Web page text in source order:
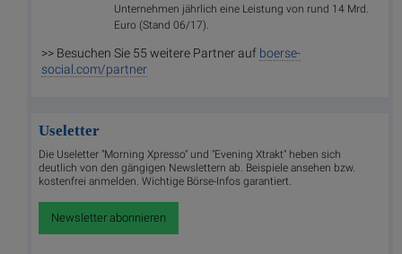
Unternehmen jährlich eine Leistung von rund 14 Mrd.
Euro (Stand 06/17).
>> Besuchen Sie 55 weitere Partner auf boerse-
social.com/partner
Useletter
Die Useletter "Morning Xpresso" und "Evening Xtrakt" heben sich
deutlich von den gängigen Newslettern ab. Beispiele ansehen bzw.
kostenfrei anmelden. Wichtige Börse-Infos garantiert.
Newsletter abonnieren